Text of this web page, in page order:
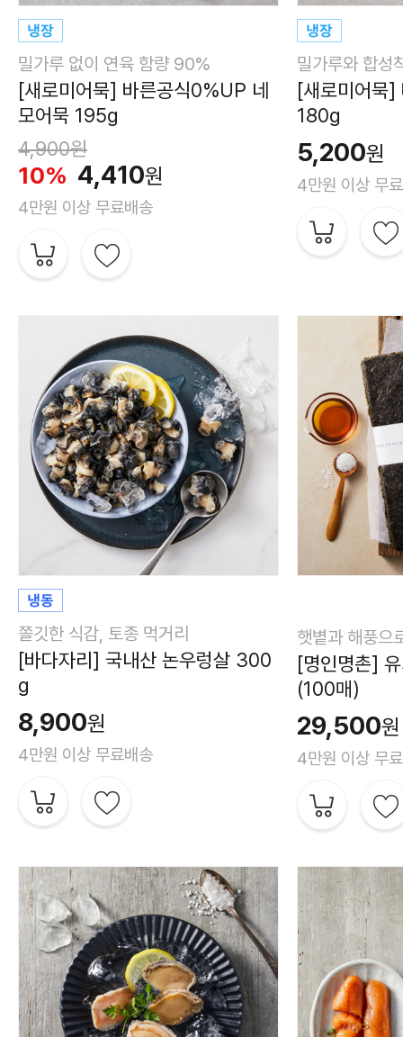
밀가루 없이 연육 함량 90%
[새로미어묵] 바른공식0%UP 네
모어묵 195g
4,900원
10% 4,410원
4만원 이상 무료배송
밀가루와 합성
[새로미어묵]
180g
5,200원
4만원 이상 무
쫄깃한 식감, 토종 먹거리
[바다자리] 국내산 논우렁살 300
g
8,900원
4만원 이상 무료배송
햇볕과 해풍으
[명인명촌]
(100매)
29,500원
4만원 이상 무